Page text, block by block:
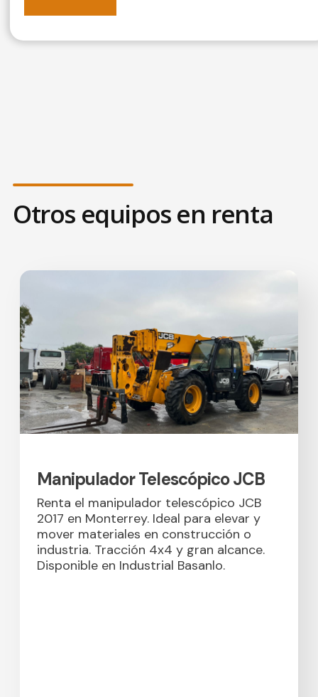
Otros equipos en renta
Manipulador Telescópico JCB
Renta el manipulador telescópico JCB
2017 en Monterrey. Ideal para elevar y
mover materiales en construcción o
industria. Tracción 4x4 y gran alcance.
Disponible en Industrial Basanlo.